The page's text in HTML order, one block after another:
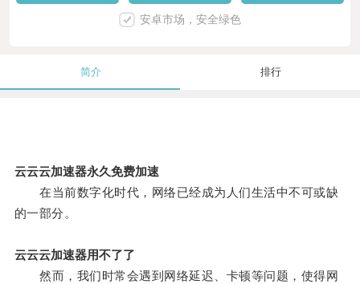
安卓市场，安全绿色
简介 排行
云云云加速器永久免费加速
在当前数字化时代，网络已经成为人们生活中不可或缺
的一部分。
云云云加速器用不了了
然而，我们时常会遇到网络延迟、卡顿等问题，使得网